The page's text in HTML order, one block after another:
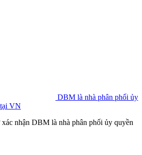
DBM là nhà phân phối ủy
VN
nhận DBM là nhà phân phối ủy quyền